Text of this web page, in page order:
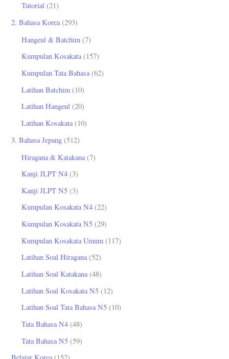
Tutorial (21)
2. Bahasa Korea (293)
Hangeul & Batchim (7)
Kumpulan Kosakata(157)
Kumpulan Tata Bahasa(62)
Latihan Batchim (10)
Latihan Hangeul (20)
Latihan Kosakata(10)
3. Bahasa Jepang (512)
Hiragana & Katakana (7)
Kanji JLPT N4 (3)
Kanji JLPT N5 (3)
Kumpulan Kosakata N4 (22)
Kumpulan Kosakata N5 (29)
Kumpulan Kosakata Umum (117)
Latihan Soal Hiragana(52)
Latihan Soal Katakana(48)
Latihan Soal Kosakata N5 (12)
Latihan Soal Tata Bahasa N5 (10)
Tata Bahasa N4 (48)
Tata Bahasa N5 (59)